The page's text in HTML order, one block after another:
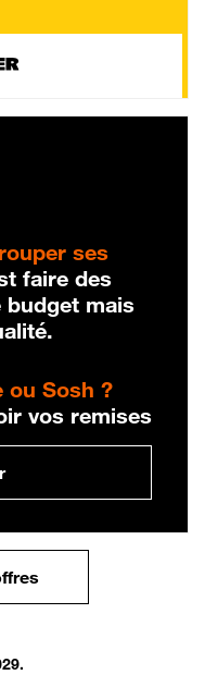
ses
faire des
mais
ou Sosh ?
vos remises